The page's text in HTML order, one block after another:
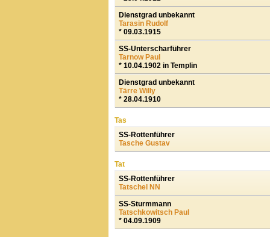
Dienstgrad unbekannt
Tarasin Rudolf
* 09.03.1915
SS-Unterscharführer
Tarnow Paul
* 10.04.1902 in Templin
Dienstgrad unbekannt
Tärre Willy
* 28.04.1910
Tas
SS-Rottenführer
Tasche Gustav
Tat
SS-Rottenführer
Tatschel NN
SS-Sturmmann
Tatschkowitsch Paul
* 04.09.1909